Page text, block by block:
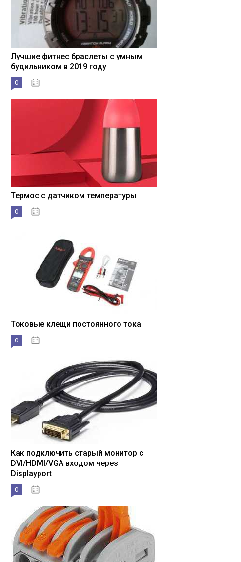
Лучшие фитнес браслеты с умным
будильником в 2019 году
0
Термос с датчиком температуры
0
Токовые клещи постоянного тока
0
Как подключить старый монитор с
DVI/HDMI/VGA входом через
Displayport
0